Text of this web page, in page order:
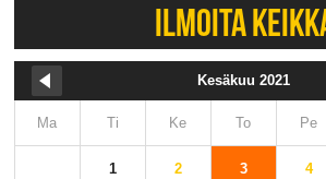
ILMOITA
Kesäkuu 2021
Ma Ti Ke To Pe
1 2 3 4